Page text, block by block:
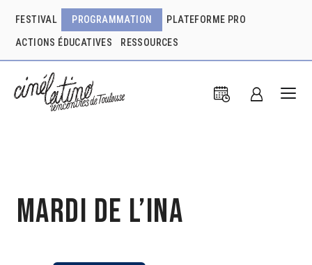
FESTIVAL PROGRAMMATION PLATEFORME PRO
ACTIONS ÉDUCATIVES RESSOURCES
Mardi de l’INA